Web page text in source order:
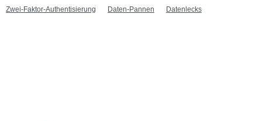
Zwei-Faktor-Authentisierung
Daten-Pannen Datenlecks